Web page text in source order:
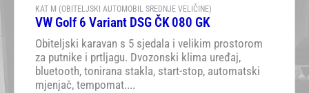
KAT M (OBITELJSKI AUTOMOBIL SREDNJE VELIČINE)
VW Golf 6 Variant DSG ČK 080 GK
Obiteljski karavan s 5 sjedala i velikim prostorom
za putnike i prtljagu. Dvozonski klima uređaj,
bluetooth, tonirana stakla, start-stop, automatski
mjenjač, tempomat....